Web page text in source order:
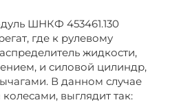
ШНКФ 453461.130
где к рулевому
жидкости,
и силовой цилиндр,
В данном случае
выглядит так: